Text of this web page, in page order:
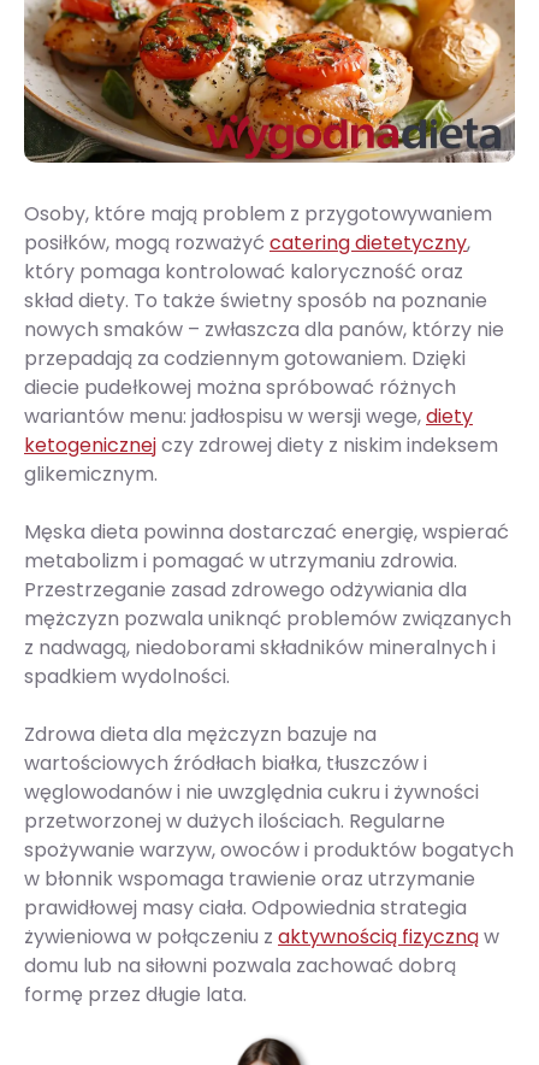
Osoby, które mają problem z przygotowywaniem
posiłków, mogą rozważyć catering dietetyczny,
który pomaga kontrolować kaloryczność oraz
skład diety. To także świetny sposób na poznanie
nowych smaków – zwłaszcza dla panów, którzy nie
przepadają za codziennym gotowaniem. Dzięki
diecie pudełkowej można spróbować różnych
wariantów menu: jadłospisu w wersji wege,diety
ketogenicznejczy zdrowej diety z niskim indeksem
glikemicznym.
Męska dieta powinna dostarczać energię, wspierać
metabolizm i pomagać w utrzymaniu zdrowia.
Przestrzeganie zasad zdrowego odżywiania dla
mężczyzn pozwala uniknąć problemów związanych
z nadwagą, niedoborami składników mineralnych i
spadkiem wydolności.
Zdrowa dieta dla mężczyzn bazuje na
wartościowych źródłach białka, tłuszczów i
węglowodanów i nie uwzględnia cukru i żywności
przetworzonej w dużych ilościach. Regularne
spożywanie warzyw, owoców i produktów bogatych
w błonnik wspomaga trawienie oraz utrzymanie
prawidłowej masy ciała. Odpowiednia strategia
żywieniowa w połączeniu z aktywnością fizycznąw
domu lub na siłowni pozwala zachować dobrą
formę przez długie lata.